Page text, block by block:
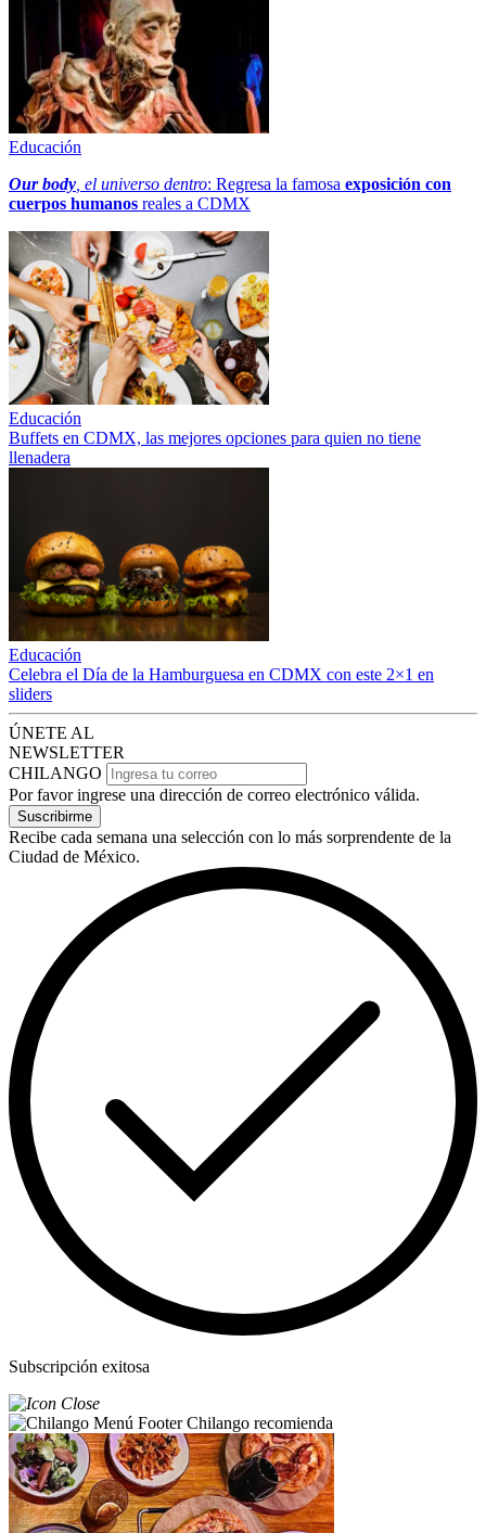
Educación
Our body , el universo dentro: Regresa la famosa exposición con
cuerpos humanos reales a CDMX
Educación
Buffets en CDMX, las mejores opciones para quien no tiene
llenadera
Educación
Celebra el Día de la Hamburguesa en CDMX con este 2×1 en
sliders
ÚNETE AL
NEWSLETTER
CHILANGO
Por favor ingrese una dirección de correo electrónico válida.
Suscribirme
Recibe cada semana una selección con lo más sorprendente de la
Ciudad de México.
Subscripción exitosa
Chilango recomienda